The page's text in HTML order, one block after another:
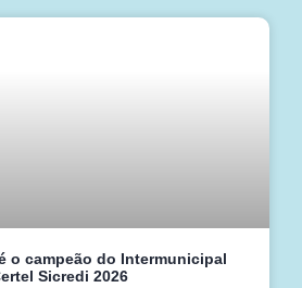
o campeão do Intermunicipal
Sicredi 2026